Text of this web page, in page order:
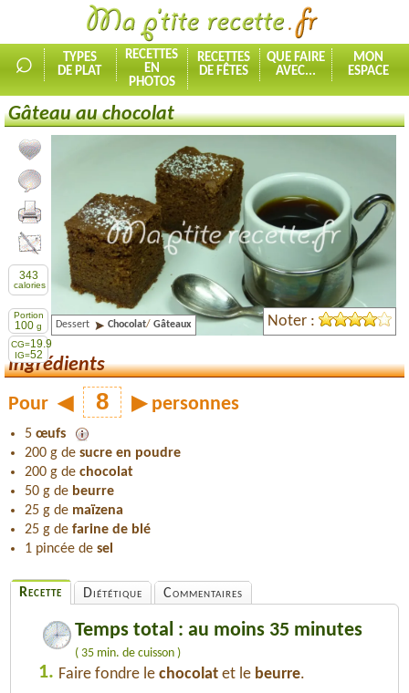
⌕
TYPES
DE PLAT
RECETTES
EN
PHOTOS
RECETTES
DE FÊTES
QUE FAIRE
AVEC...
MON
ESPACE
Gâteau au chocolat
Ajouter la recette à mes favorites
Commenter, noter la recette
Imprimer la recette
Partager cette recette
343
calories
Portion
100 g
CG=19.9
IG=52
Dessert Chocolat/ Gâteaux Noter :
Ingrédients
Pour ◀ ▶ personnes
5 œufs
200 g de sucre en poudre
200 g de chocolat
50 g de beurre
25 g de maïzena
25 g de farine de blé
1 pincée de sel
Recette Diététique Commentaires
Temps total : au moins 35 minutes
( 35 min. de cuisson )
1. Faire fondre le chocolat et le beurre.